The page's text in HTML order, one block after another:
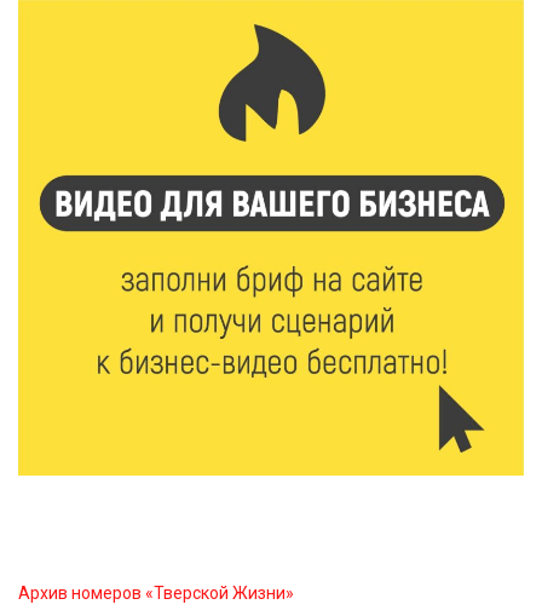
Калининские футболисты представят Тверскую
область на всероссийском марафоне «Земля
6 Авг 2026 15:48 581
Голубев проверил школы и детсады Зубцова к 1
6 Авг 2026 15:01 325
От Твери до Москвы: выставка художника
Владимира Васильева о героях СВО проходит в РГБ
Архив номеров «Тверской Жизни»